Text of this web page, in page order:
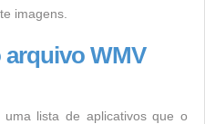
imagens.
WMV
lista de aplicativos que o